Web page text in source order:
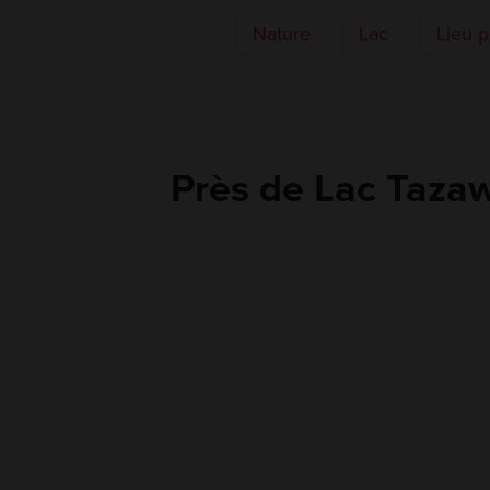
Nature Lac Lieu
Près de Lac